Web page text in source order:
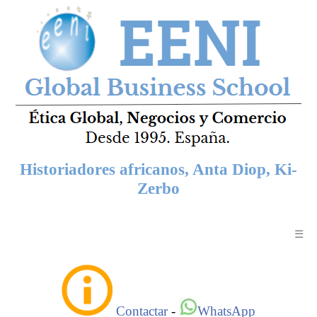
Historiadores africanos, Anta Diop, Ki-
Zerbo
☰
Contactar- WhatsApp